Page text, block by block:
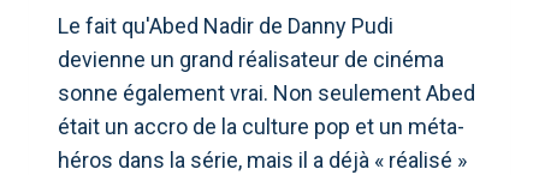
Le fait qu'Abed Nadir de Danny Pudi
devienne un grand réalisateur de cinéma
sonne également vrai. Non seulement Abed
était un accro de la culture pop et un méta-
héros dans la série, mais il a déjà « réalisé »